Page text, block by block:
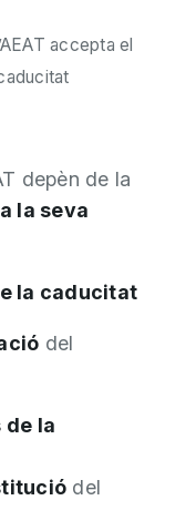
accepta el
depèn de la
la seva
la caducitat
del
de la
del